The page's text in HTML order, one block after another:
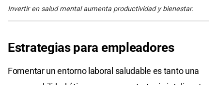
Invertir en salud mental aumenta productividad y bienestar.
Estrategias para empleadores
Fomentar un entorno laboral saludable es tanto una